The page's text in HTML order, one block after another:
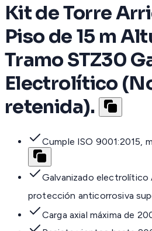
Kit de Torre
Piso de 15 m
Tramo STZ30
Electrolítico
retenida).
Cumple ISO 9001:2015,
Galvanizado electrolítico
protección anticorrosiva
Carga axial máxima de